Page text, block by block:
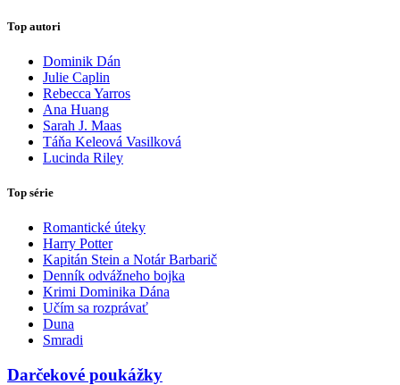
Top autori
Dominik Dán
Julie Caplin
Rebecca Yarros
Ana Huang
Sarah J. Maas
Táňa Keleová Vasilková
Lucinda Riley
Top série
Romantické úteky
Harry Potter
Kapitán Stein a Notár Barbarič
Denník odvážneho bojka
Krimi Dominika Dána
Učím sa rozprávať
Duna
Smradi
Darčekové poukážky